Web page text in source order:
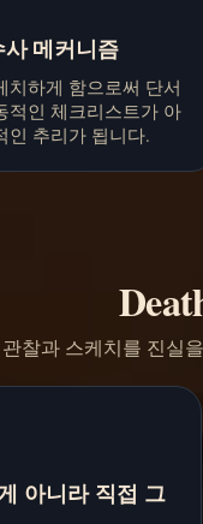
메커니즘
치하게 함으로써 단서
적인 체크리스트가 아
인 추리가 됩니다.
관찰과 스케치를 진실
아니라 직접 그